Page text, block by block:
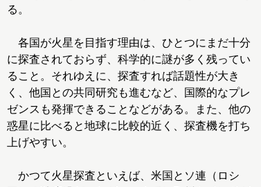
る。
各国が火星を目指す理由は、ひとつにまだ十分
に探査されておらず、科学的に謎が多く残ってい
ること。それゆえに、探査すれば話題性が大き
く、他国との共同研究も進むなど、国際的なプレ
ゼンスも発揮できることなどがある。また、他の
惑星に比べると地球に比較的近く、探査機を打ち
上げやすい。
かつて火星探査といえば、米国とソ連（ロシ